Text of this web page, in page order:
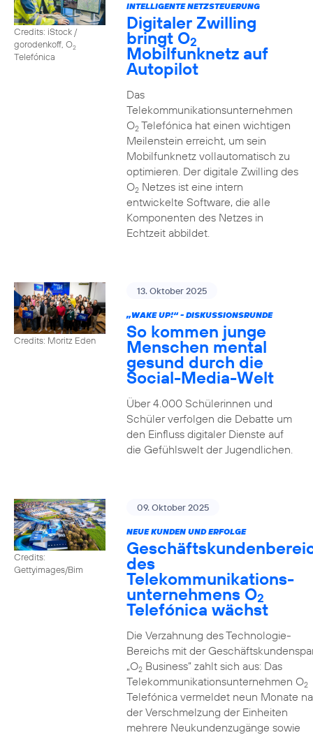
Credits: iStock /
gorodenkoff, O2
Telefónica
INTELLIGENTE NETZSTEUERUNG
Digitaler Zwilling
bringt O2
Mobilfunknetz auf
Autopilot
Das
Telekommunikationsunternehmen
O2Telefónica hat einen wichtigen
Meilenstein erreicht, um sein
Mobilfunknetz vollautomatisch zu
optimieren. Der digitale Zwilling des
O2Netzes ist eine intern
entwickelte Software, die alle
Komponenten des Netzes in
Echtzeit abbildet.
Credits: Moritz Eden
13. Oktober 2025
„WAKE UP!“ - DISKUSSIONSRUNDE
So kommen junge
Menschen mental
gesund durch die
Social-Media-Welt
Über 4.000 Schülerinnen und
Schüler verfolgen die Debatte um
den Einfluss digitaler Dienste auf
die Gefühlswelt der Jugendlichen.
Credits:
Gettyimages/Bim
09. Oktober 2025
NEUE KUNDEN UND ERFOLGE
des
Telekommunikations­
unternehmens O2
Telefónica wächst
Die Verzahnung des Technologie-
Bereichs mit der
„O2Business” zahlt sich aus: Das
Telekommunikationsunternehmen O2
Telefónica vermeldet neun Monate
der Verschmelzung der Einheiten
mehrere Neukundenzugänge sowie